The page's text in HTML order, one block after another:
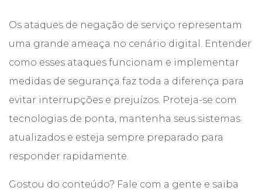
Os ataques de negação de serviço representam
uma grande ameaça no cenário digital. Entender
como esses ataques funcionam e implementar
medidas de segurança faz toda a diferença para
evitar interrupções e prejuízos. Proteja-se com
tecnologias de ponta, mantenha seus sistemas
atualizados e esteja sempre preparado para
responder rapidamente.
Gostou do conteúdo? Fale com a gente e saiba